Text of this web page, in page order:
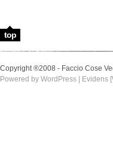
top
Copyright ®2008 - Faccio Cose
Powered by WordPress | Evidens